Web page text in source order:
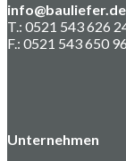
info@bauliefer.de
T.: 0521 543 626
F.: 0521 543 650 96
Unternehmen